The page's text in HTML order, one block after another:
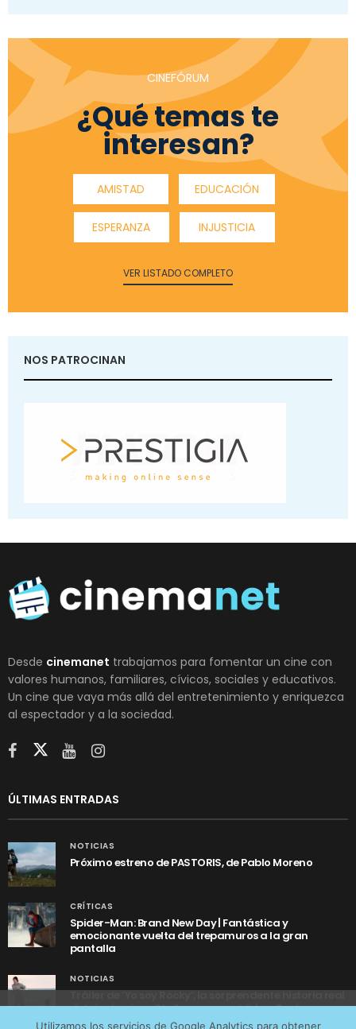
CINEFÓRUM
¿Qué temas te
interesan?
AMISTAD EDUCACIÓN
ESPERANZA INJUSTICIA
VER LISTADO COMPLETO
NOS PATROCINAN
Desde cinemanet trabajamos para fomentar un cine con
valores humanos, familiares, cívicos, sociales y educativos.
Un cine que vaya más allá del entretenimiento y enriquezca
al espectador y a la sociedad.
ÚLTIMAS ENTRADAS
NOTICIAS
Próximo estreno de PASTORIS, de Pablo Moreno
CRÍTICAS
Spider-Man: Brand New Day | Fantástica y
emocionante vuelta del trepamuros a la gran
pantalla
NOTICIAS
Tráiler de ‘Yo soy Rocky’, la sorprendente historia real
detrás de cómo Stallone se convirtió en Rocky
Utilizamos los servicios de Google Analytics para obtener